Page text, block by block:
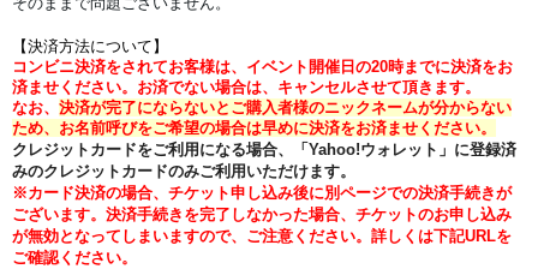
【決済方法について】
コンビニ決済をされてお客様は、イベント開催日の20時までに決済をお
済ませください。 お済でない場合は、キャンセルさせて頂きます。
なお、 決済が完了にならないとご購入者様のニックネームが分からない
ため、お名前呼びをご希望の場合は早めに決済をお済ませください。
クレジットカードをご利用になる場合、「Yahoo!ウォレット」に登録済
みのクレジットカードのみご利用いただけます。
※カード決済の場合、チケット申し込み後に別ページでの決済手続きが
ございます。 決済手続きを完了しなかった場合、チケットのお申し込み
が無効となってしまいますので、ご注意ください。 詳しくは下記URLを
ご確認ください。